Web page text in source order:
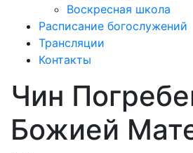
Воскресная школа
Расписание богослужений
Трансляции
Контакты
Чин
Божией